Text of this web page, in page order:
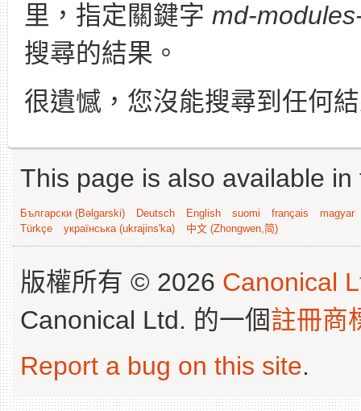
里，指定關鍵字 md-
搜尋的結果。
很遺憾，您沒能搜尋到任何
This page is also available
Български (Bəlgarski) Deutsch English suomi français
magyar
Türkçe
українська (ukrajins'ka) 中文 (Zhongwen,简)
版權所有 © 2026 Canonical
Canonical Ltd. 的一個註冊商
Report a bug on this site.